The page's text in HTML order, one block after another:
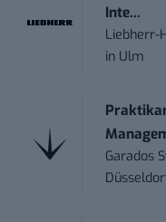
Inte...
Liebherr-
in Ulm
Garados